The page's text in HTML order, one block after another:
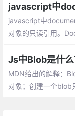
ey数字啊，表达式啊
javascript中
javascript中
对象的只读引用。
Js中Blob是什么
MDN给出的解释：
对象；创建一个blob